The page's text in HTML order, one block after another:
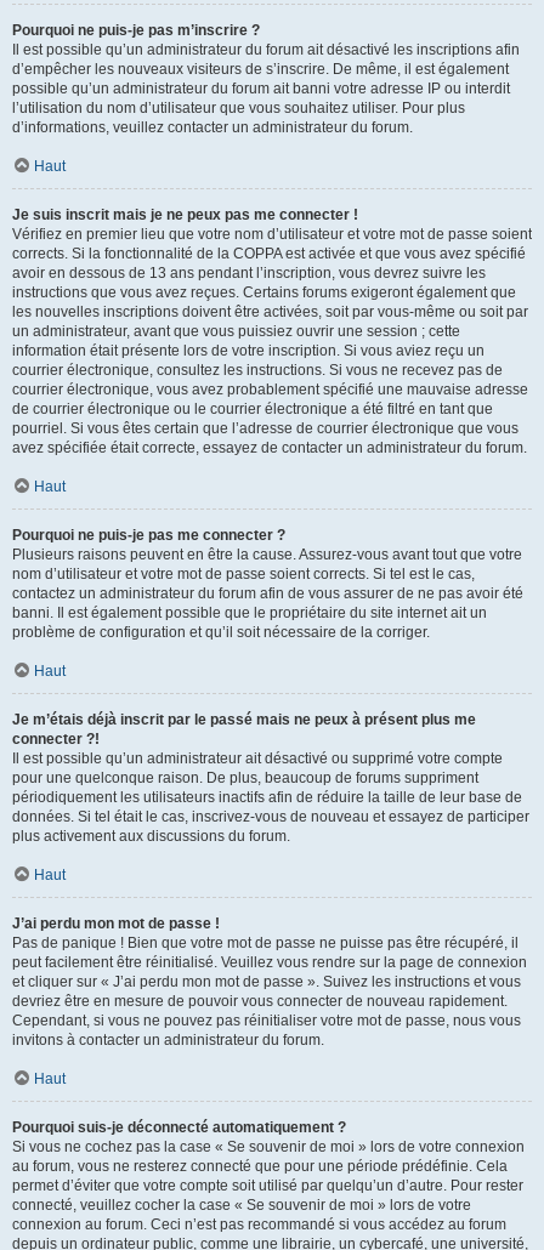
Pourquoi ne puis-je pas m’inscrire ?
Il est possible qu’un administrateur du forum ait désactivé les inscriptions afin
d’empêcher les nouveaux visiteurs de s’inscrire. De même, il est également
possible qu’un administrateur du forum ait banni votre adresse IP ou interdit
l’utilisation du nom d’utilisateur que vous souhaitez utiliser. Pour plus
d’informations, veuillez contacter un administrateur du forum.
Haut
Je suis inscrit mais je ne peux pas me connecter !
Vérifiez en premier lieu que votre nom d’utilisateur et votre mot de passe soient
corrects. Si la fonctionnalité de la COPPA est activée et que vous avez spécifié
avoir en dessous de 13 ans pendant l’inscription, vous devrez suivre les
instructions que vous avez reçues. Certains forums exigeront également que
les nouvelles inscriptions doivent être activées, soit par vous-même ou soit par
un administrateur, avant que vous puissiez ouvrir une session ; cette
information était présente lors de votre inscription. Si vous aviez reçu un
courrier électronique, consultez les instructions. Si vous ne recevez pas de
courrier électronique, vous avez probablement spécifié une mauvaise adresse
de courrier électronique ou le courrier électronique a été filtré en tant que
pourriel. Si vous êtes certain que l’adresse de courrier électronique que vous
avez spécifiée était correcte, essayez de contacter un administrateur du forum.
Haut
Pourquoi ne puis-je pas me connecter ?
Plusieurs raisons peuvent en être la cause. Assurez-vous avant tout que votre
nom d’utilisateur et votre mot de passe soient corrects. Si tel est le cas,
contactez un administrateur du forum afin de vous assurer de ne pas avoir été
banni. Il est également possible que le propriétaire du site internet ait un
problème de configuration et qu’il soit nécessaire de la corriger.
Haut
Je m’étais déjà inscrit par le passé mais ne peux à présent plus me
connecter ?!
Il est possible qu’un administrateur ait désactivé ou supprimé votre compte
pour une quelconque raison. De plus, beaucoup de forums suppriment
périodiquement les utilisateurs inactifs afin de réduire la taille de leur base de
données. Si tel était le cas, inscrivez-vous de nouveau et essayez de participer
plus activement aux discussions du forum.
Haut
J’ai perdu mon mot de passe !
Pas de panique ! Bien que votre mot de passe ne puisse pas être récupéré, il
peut facilement être réinitialisé. Veuillez vous rendre sur la page de connexion
et cliquer sur « J’ai perdu mon mot de passe ». Suivez les instructions et vous
devriez être en mesure de pouvoir vous connecter de nouveau rapidement.
Cependant, si vous ne pouvez pas réinitialiser votre mot de passe, nous vous
invitons à contacter un administrateur du forum.
Haut
Pourquoi suis-je déconnecté automatiquement ?
Si vous ne cochez pas la case « Se souvenir de moi » lors de votre connexion
au forum, vous ne resterez connecté que pour une période prédéfinie. Cela
permet d’éviter que votre compte soit utilisé par quelqu’un d’autre. Pour rester
connecté, veuillez cocher la case « Se souvenir de moi » lors de votre
connexion au forum. Ceci n’est pas recommandé si vous accédez au forum
depuis un ordinateur public, comme une librairie, un cybercafé, une université,